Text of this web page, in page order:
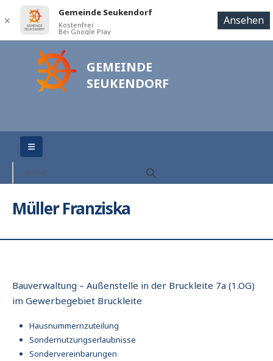
GEMEINDE
SEUKENDORF
Müller Franziska
Bauverwaltung – Außenstelle in der Bruckleite 7a (1.OG)
im Gewerbegebiet Bruckleite
Hausnummernzuteilung
Sondernutzungserlaubnisse
Sondervereinbarungen
✕
Gemeinde Seukendorf
Kostenfrei
Bei Google Play
Ansehen